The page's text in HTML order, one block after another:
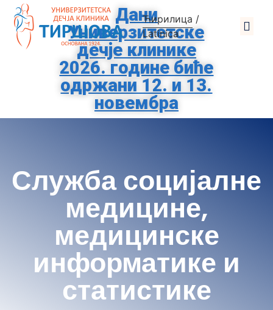
Ћирилица /
Latinica
Дани
Универзитетске
дечје клинике
2026. године биће
одржани 12. и 13.
новембра
Служба социјалне
медицине,
медицинске
информатике и
статистике